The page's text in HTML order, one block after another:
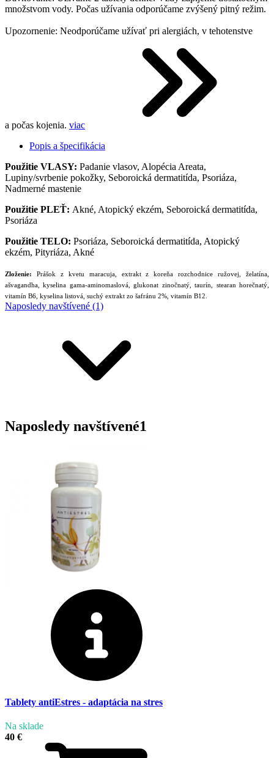
množstvom vody. Počas užívania odporúčame zvýšený pitný režim.
Upozornenie: Neodporúčame užívať pri alergiách, v tehotenstve
a počas kojenia. viac
Popis a špecifikácia
Použitie VLASY: Padanie vlasov, Alopécia Areata,
Lupiny/svrbenie pokožky, Seboroická dermatitída, Psoriáza,
Nadmerné mastenie
Použitie PLEŤ: Akné, Atopický ekzém, Seboroická dermatitída,
Psoriáza
Použitie TELO: Psoriáza, Seboroická dermatitída, Atopický
ekzém, Pityriáza, Akné
Zloženie: Prášok z kvetu maracuja, extrakt z koreňa rozchodnice ružovej, želatína,
ašvagandha, kyselina gama-aminomaslová, glukonat zinočnatý, taurín, stearan horečnatý,
vitamín B6, kyselina listová, suchý extrakt zo šafránu 2%, vitamín B12.
Naposledy navštívené (1)
Naposledy navštívené1
Tablety antiEstres - adaptácia na stres
Na sklade
40 €